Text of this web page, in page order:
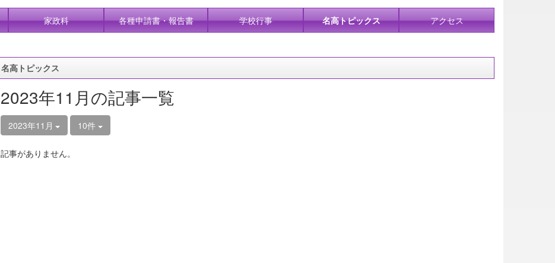
家政科 各種申請書・報告書 学校行事 名高トピックス
アクセス
名高トピックス
2023年11月の記事一覧
2023年11月 10件
記事がありません。